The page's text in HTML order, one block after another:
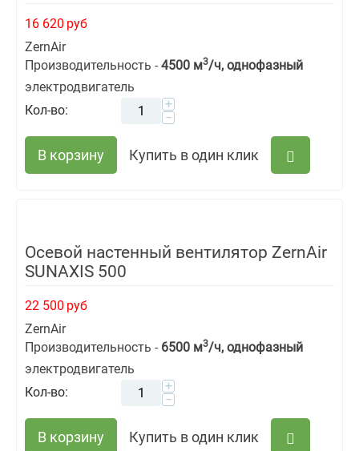
16 620 руб
ZernAir
Производительность - 4500 м3/ч, однофазный
электродвигатель
Кол-во:
+
−
В корзину Купить в один клик
Осевой настенный вентилятор ZernAir
SUNAXIS 500
22 500 руб
ZernAir
Производительность - 6500 м3/ч, однофазный
электродвигатель
Кол-во:
+
−
В корзину Купить в один клик